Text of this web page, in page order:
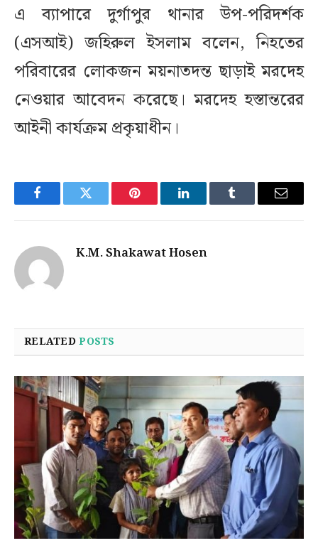
এ ব্যাপারে দুর্গাপুর থানার উপ-পরিদর্শক
(এসআই) জহিরুল ইসলাম বলেন, নিহতের
পরিবারের লোকজন ময়নাতদন্ত ছাড়াই মরদেহ
নেওয়ার আবেদন করেছে। মরদেহ হস্তান্তরের
আইনী কার্যক্রম প্রকৃয়াধীন।
FacebookTwitter Pinterest LinkedInTumblr Email
K.M. Shakawat Hosen
RELATEDPOSTS